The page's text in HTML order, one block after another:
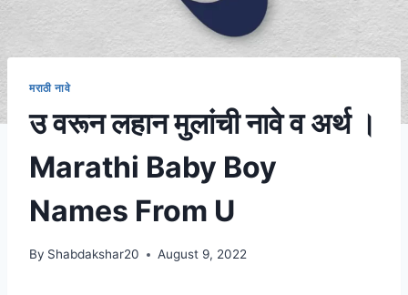
मराठी नावे
उ वरून लहान मुलांची नावे व अर्थ ।
Marathi Baby Boy
Names From U
By Shabdakshar20 August 9, 2022